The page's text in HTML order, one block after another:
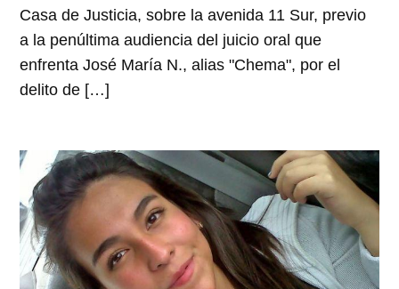
Casa de Justicia, sobre la avenida 11 Sur, previo
a la penúltima audiencia del juicio oral que
enfrenta José María N., alias "Chema", por el
delito de […]